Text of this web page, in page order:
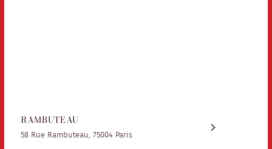
RAMBUTEAU
58 Rue Rambuteau, 75004 Paris